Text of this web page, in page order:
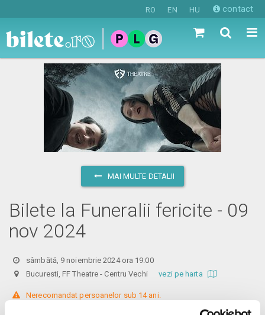
RO EN HU contact
MAI MULTE DETALII
Bilete la Funeralii fericite - 09
nov 2024
sâmbătă, 9 noiembrie 2024 ora 19:00
Bucuresti, FF Theatre - Centru Vechivezi pe harta
Nerecomandat persoanelor sub 14 ani.
Din respect pentru actori si public avem rugamintea de a va prezenta